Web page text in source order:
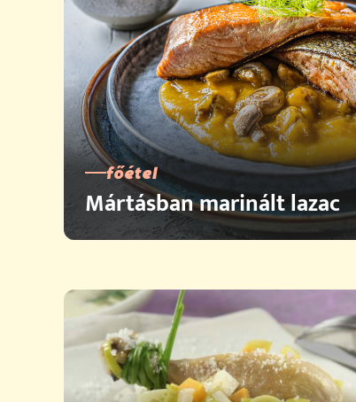
főétel
Mártásban marinált lazac